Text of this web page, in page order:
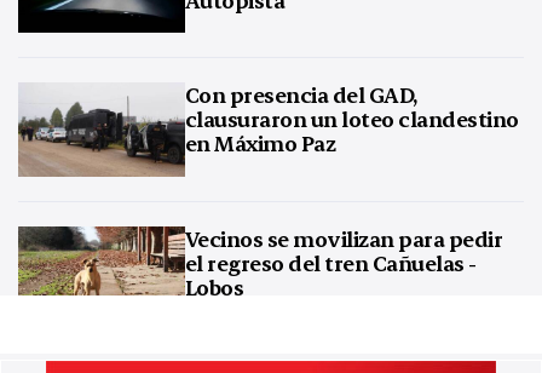
Con presencia del GAD,
clausuraron un loteo clandestino
en Máximo Paz
Vecinos se movilizan para pedir
el regreso del tren Cañuelas -
Lobos